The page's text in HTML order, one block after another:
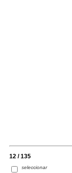
12 / 135
seleccionar